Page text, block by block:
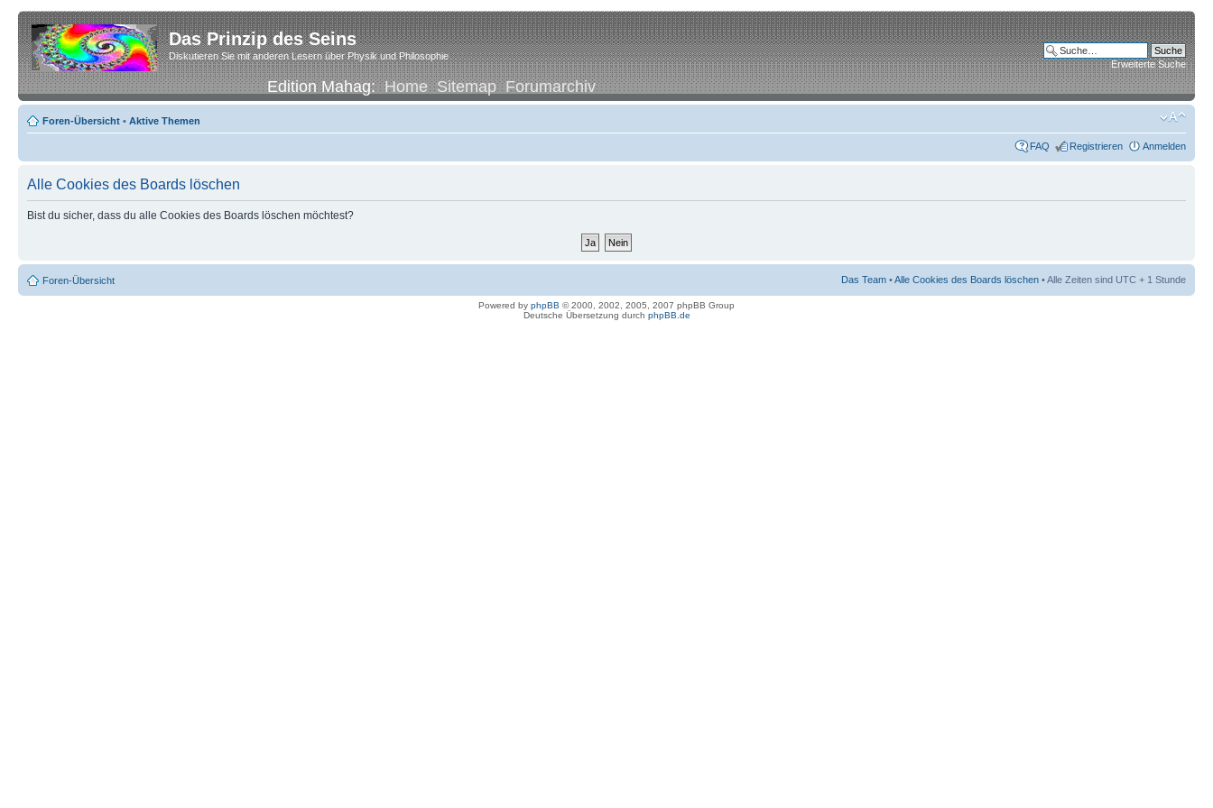
Das Prinzip des Seins
Diskutieren Sie mit anderen Lesern über Physik und Philosophie
Edition Mahag:Home Sitemap Forumarchiv
Erweiterte Suche
Foren-Übersicht • Aktive Themen
FAQ Registrieren Anmelden
Alle Cookies des Boards löschen
Bist du sicher, dass du alle Cookies des Boards löschen möchtest?
Foren-Übersicht Das Team •Alle Cookies des Boards löschen • Alle Zeiten sind UTC + 1 Stunde
Powered by phpBB © 2000, 2002, 2005, 2007 phpBB Group
Deutsche Übersetzung durch phpBB.de